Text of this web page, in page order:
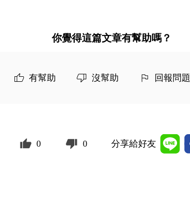
你覺得這篇文章有幫助嗎？
有幫助 沒幫助 回報問題
0 0 分享給好友